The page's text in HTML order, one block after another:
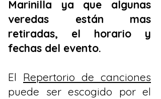
Marinilla ya que algunas
veredas están mas
retiradas, el horario y
fechas del evento.
El Repertorio de canciones
puede ser escogido por el